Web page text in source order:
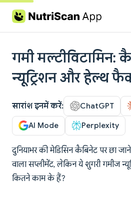
Skip to content
गमी मल्टीविटामिन:
न्यूट्रिशन और हेल्थ
सारांश इनमें करें: ChatGPT
AI Mode Perplexity
दुनियाभर की मेडिसिन कैबिनेट पर छा
वाला सप्लीमेंट, लेकिन ये शुगरी गमीज
कितने काम के हैं?